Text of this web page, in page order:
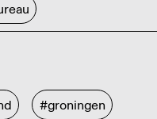
#groningen